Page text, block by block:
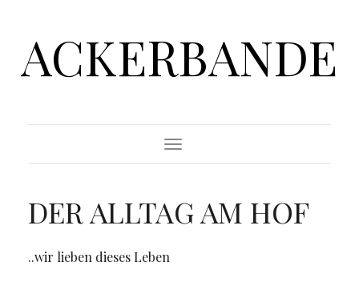
ACKERBANDE
Toggle
Navigation
DER ALLTAG AM HOF
..wir lieben dieses Leben